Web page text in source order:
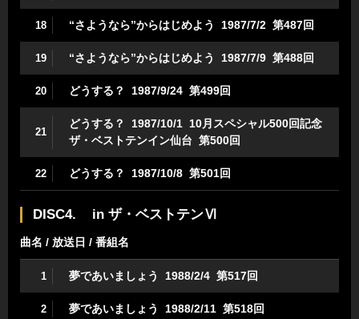
18 “さようなら”からはじめよう 1987/7/2 第487回
19 “さようなら”からはじめよう 1987/7/9 第488回
20 どうする？ 1987/9/24 第499回
21
どうする？ 1987/10/1 10月スペシャル500回記念
ザ・ベストテンイン仙台 第500回
22 どうする？ 1987/10/8 第501回
DISC4. in ザ・ベストテンⅥ
曲名 / 放送日 / 番組名
1 夢であいましょう 1988/2/4 第517回
2 夢であいましょう 1988/2/11 第518回